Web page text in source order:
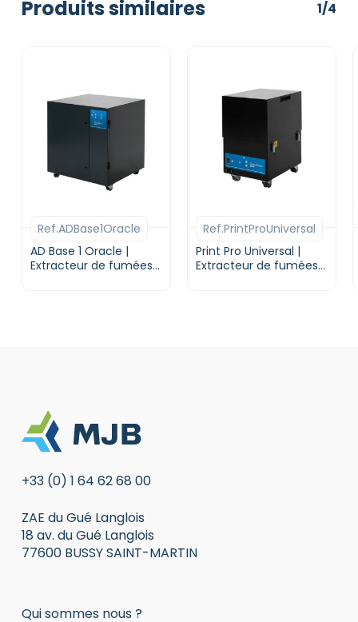
Produits similaires 1/4
AD Base 1 Oracle |
Extracteur de fumées
Ref.ADBase1Oracle
Print Pro Universal |
Extracteur de fumées
Ref.PrintProUniversal
+33 (0) 1 64 62 68 00
ZAE du Gué Langlois
18 av. du Gué Langlois
77600 BUSSY SAINT-MARTIN
Qui sommes nous ?